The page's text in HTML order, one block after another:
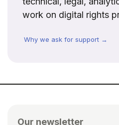
work on digital rights
Why we ask for support →
Our newsletter